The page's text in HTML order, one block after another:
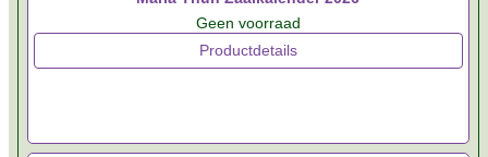
Geen voorraad
Productdetails